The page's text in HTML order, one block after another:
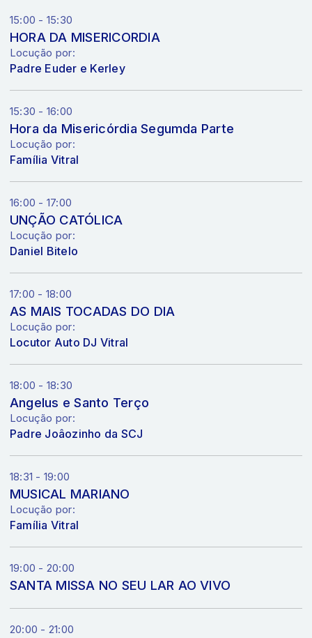
15:00 - 15:30
HORA DA MISERICORDIA
Locução por:
Padre Euder e Kerley
15:30 - 16:00
Hora da Misericórdia Segumda Parte
Locução por:
Família Vitral
16:00 - 17:00
UNÇÃO CATÓLICA
Locução por:
Daniel Bitelo
17:00 - 18:00
AS MAIS TOCADAS DO DIA
Locução por:
Locutor Auto DJ Vitral
18:00 - 18:30
Angelus e Santo Terço
Locução por:
Padre Joâozinho da SCJ
18:31 - 19:00
MUSICAL MARIANO
Locução por:
Família Vitral
19:00 - 20:00
SANTA MISSA NO SEU LAR AO VIVO
20:00 - 21:00